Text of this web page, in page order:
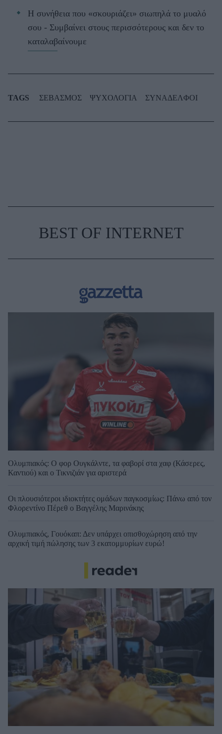
Η συνήθεια που «σκουριάζει» σιωπηλά το μυαλό
σου - Συμβαίνει στους περισσότερους και δεν το
καταλαβαίνουμε
TAGS ΣΕΒΑΣΜΟΣ ΨΥΧΟΛΟΓΙΑ ΣΥΝΑΔΕΛΦΟΙ
BEST OF INTERNET
Ολυμπιακός: Ο φορ Ουγκάλντε, τα φαβορί στα χαφ (Κάσερες,
Καντιού) και ο Τικνιζιάν για αριστερά
Οι πλουσιότεροι ιδιοκτήτες ομάδων παγκοσμίως: Πάνω από τον
Φλορεντίνο Πέρεθ ο Βαγγέλης Μαρινάκης
Ολυμπιακός, Γουόκαπ: Δεν υπάρχει οπισθοχώρηση από την
αρχική τιμή πώλησης των 3 εκατομμυρίων ευρώ!